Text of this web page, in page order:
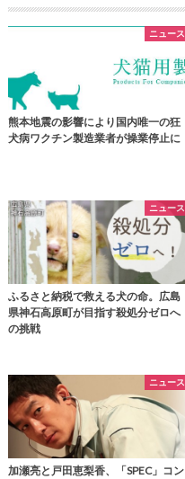
ニュース
熊本地震の影響により国内唯一の狂
犬病ワクチン製造業者が操業停止に
ニュース
ふるさと納税で救える犬の命。広島
県神石高原町が目指す殺処分ゼロへ
の挑戦
ニュース
加瀬亮と戸田恵梨香、「SPEC」コン